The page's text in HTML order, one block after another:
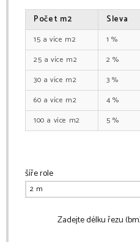
Počet m2 Sleva
15 m2 1 %
25
m2 2 %
30
m2 3 %
60
m2 4%
100
m2 5 %
šíře role
Zadejte délku řezu